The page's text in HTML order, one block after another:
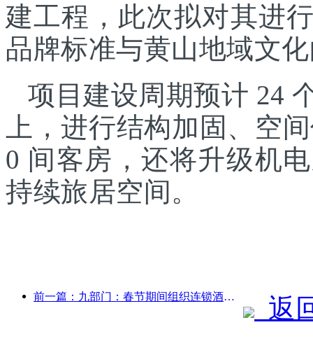
建工程，此次拟对其进
品牌标准与黄山地域文
项目建设周期预计 24
上，进行结构加固、空
0 间客房，还将升级机
持续旅居空间。
前一篇：九部门：春节期间组织连锁酒店、精品民宿等推出优惠措施
返